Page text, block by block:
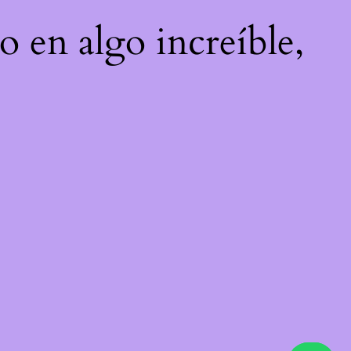
en algo increíble,